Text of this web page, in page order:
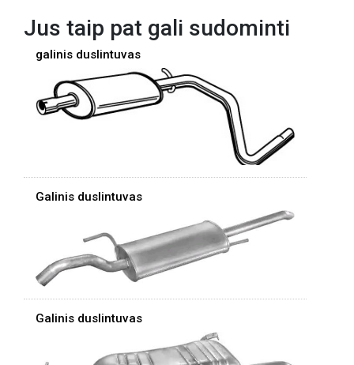
Jus taip pat gali sudominti
galinis duslintuvas
Galinis duslintuvas
Galinis duslintuvas